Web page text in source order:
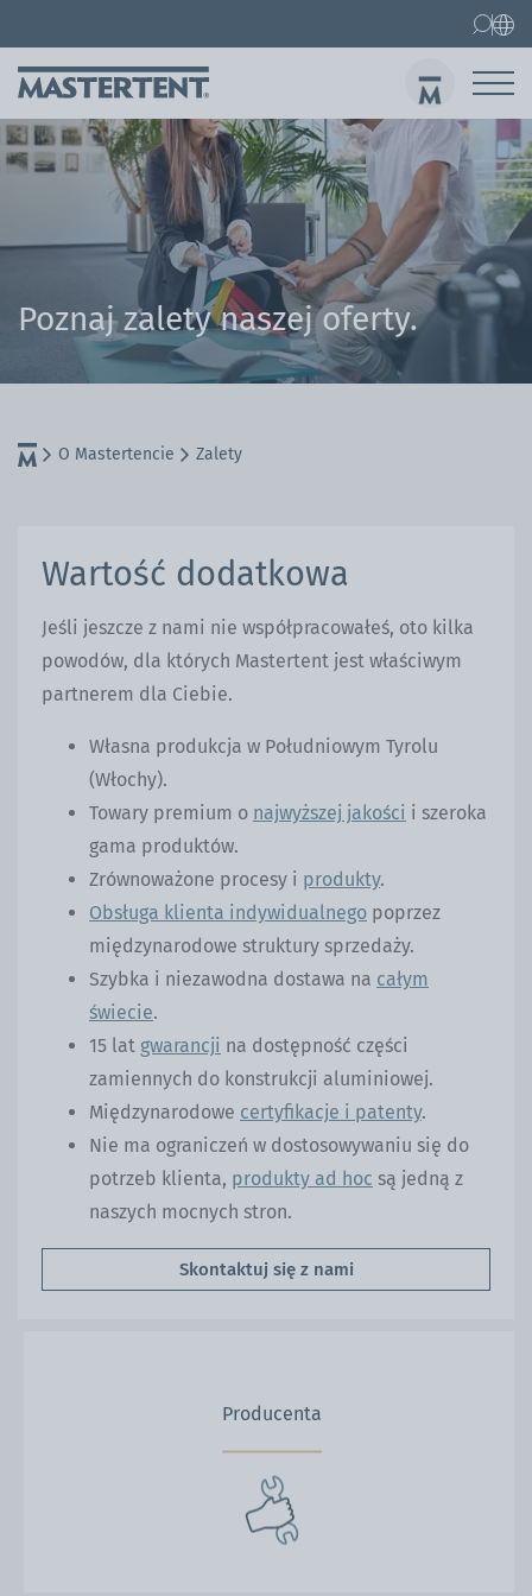
Poznaj zalety naszej oferty.
O Mastertencie Zalety
Wartość dodatkowa
Jeśli jeszcze z nami nie współpracowałeś, oto kilka
powodów, dla których Mastertent jest właściwym
partnerem dla Ciebie.
Własna produkcja w Południowym Tyrolu
(Włochy).
Towary premium o najwyższej jakości i szeroka
gama produktów.
Zrównoważone procesy i produkty.
Obsługa klienta indywidualnego poprzez
międzynarodowe struktury sprzedaży.
Szybka i niezawodna dostawa na całym
świecie.
15 lat gwarancji na dostępność części
zamiennych do konstrukcji aluminiowej.
Międzynarodowe certyfikacje i patenty.
Nie ma ograniczeń w dostosowywaniu się do
potrzeb klienta, produkty ad hoc są jedną z
naszych mocnych stron.
Skontaktuj się z nami
Producenta
Kontakt
FAQ
Namioty ekspresowe
Namiot ekspresowy 3x3 m